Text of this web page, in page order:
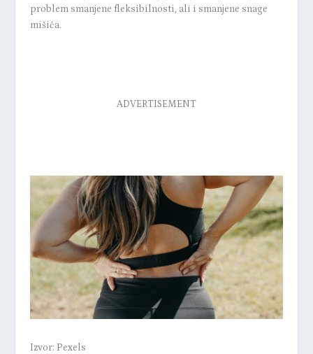
problem smanjene fleksibilnosti, ali i smanjene snage
mišića.
ADVERTISEMENT
Izvor: Pexels